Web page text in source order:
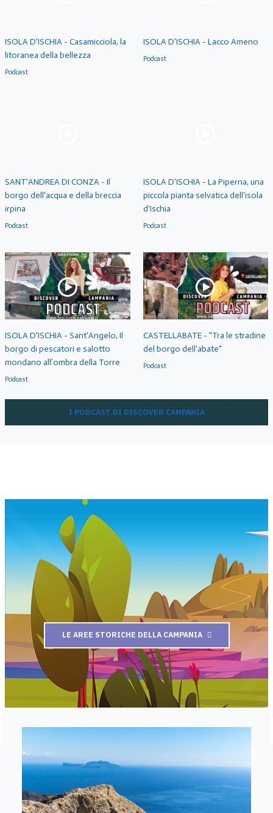
ISOLA D'ISCHIA - Casamicciola, la
litoranea della bellezza
Podcast
ISOLA D'ISCHIA - Lacco Ameno
Podcast
SANT'ANDREA DI CONZA - Il
borgo dell'acqua e della breccia
irpina
Podcast
ISOLA D'ISCHIA - La Piperna, una
piccola pianta selvatica dell'isola
d'Ischia
Podcast
ISOLA D'ISCHIA - Sant'Angelo, Il
borgo di pescatori e salotto
mondano all’ombra della Torre
Podcast
CASTELLABATE - "Tra le stradine
del borgo dell'abate"
Podcast
I PODCAST DI DISCOVER CAMPANIA
LE AREE STORICHE DELLA CAMPANIA